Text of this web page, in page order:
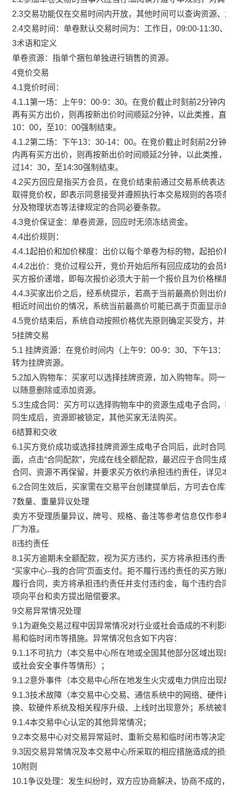
2.3交易功能仅在交易时间内开放，其他时间可以查询资源
2.4交易时间：单卷默认交易时间为：工作日，09:00-11:30
3术语和定义
单卷资源：指单个捆包单独进行销售的资源。
4竞价交易
4.1竞价时间：
4.1.1第一场：上午9：00-9：30。在竞价截止时刻前2分钟
再有买方出价，则再按新出价时间顺延2分钟，以此类推，
10：00，至10：00强制结束。
4.1.2第二场：下午13：30-14：00。在竞价截止时刻前2分
内再有买方出价，则再按新出价时间顺延2分钟，以此类推
过14：30，至14:30强制结束。
4.2买方回应是指买方会员，在竞价结束前通过交易系统表
取得竞价权，即表示同意接受并遵照执行本交易规则的各
分及物理状态等法律规定的合同必要条款。
4.3竞价保证金：单卷资源，回应时无须冻结资金。
4.4出价规则：
4.4.1起拍价和加价梯度：出价以每个单卷为标的物，起拍
4.4.2出价：竞价过程公开，竞价开始后所有回应成功的会
买方报价递增，即每次报价必须大于前一个报价且为价格
4.4.3买家出价之后，经系统提示，若高于当前最高价则出
相近时间出价的情况，系统当前最高价可能已高于页面显示
4.5竞价结束后，系统自动按照价格优先原则确定买受方，
5挂牌交易
5.1 挂牌资源：在竞价时间内（上午9：00-9：30、下午13
转为挂牌资源。
5.2加入购物车：买家可以选择挂牌资源，加入购物车。同
以随意删除或添加资源。
5.3生成合同：买方可以选择购物车中的资源生成电子合同
同生成后，资源即被锁定，其他买家无法购买。
6结算和交收
6.1买方竞价成功或选择挂牌资源生成电子合同后，此时合
面，点击“合同配款”，完成在线全额配款，最迟应于合同
合同、资源不再保留，并要求买方依约承担违约责任，详见
6.2合同生效后，买家需在交易平台创建提单后，方可去仓
7数量、重量异议处理
卖方不受理质量异议，牌号、规格、备注等参考信息仅作
厂为准。
8违约责任
8.1买方逾期未全额配款，视为买方违约，买方将承担违约
“买家中心--我的合同”页面支付。拒不履行违约责任的买方
履行合同，卖方将承担违约责任并支付违约金，每个违约
项向平台和卖方提出赔偿要求。
9交易异常情况处理
9.1为避免交易过程中因异常情况对行业或社会造成的不利
易和临时闭市等措施。异常情况包含如下内容：
9.1.1不可抗力（本交易中心所在地或全国其他部分区域出
或社会安全事件等情形）；
9.1.2意外事件（本交易中心所在地发生火灾或电力供应出
9.1.3技术故障（本交易中心交易、通信系统中的网络、硬
换、软硬件系统及相关程序升级、上线时出现意外；系统
9.1.4本交易中心认定的其他异常情况；
9.2本交易中心对交易异常延时、重新交易和临时闭市等决
9.3因交易异常情况及本交易中心所采取的相应措施造成的
10附则
10.1争议处理：发生纠纷时，双方应协商解决，协商不成